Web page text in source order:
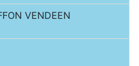
VENDEEN